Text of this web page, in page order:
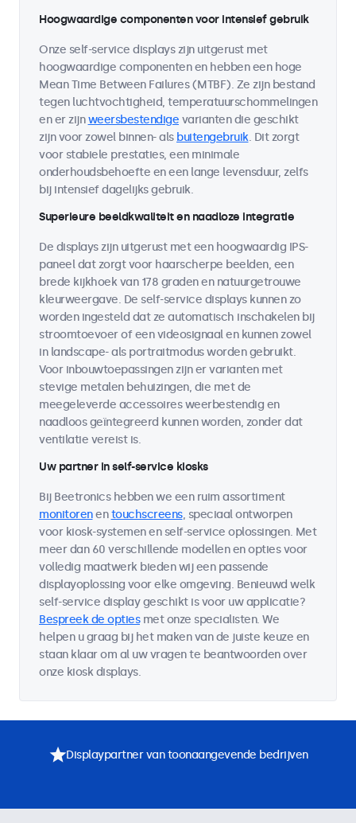
Hoogwaardige componenten voor intensief gebruik
Onze self-service displays zijn uitgerust met
hoogwaardige componenten en hebben een hoge
Mean Time Between Failures (MTBF). Ze zijn bestand
tegen luchtvochtigheid, temperatuurschommelingen
en er zijnweersbestendige varianten die geschikt
zijn voor zowel binnen- als buitengebruik. Dit zorgt
voor stabiele prestaties, een minimale
onderhoudsbehoefte en een lange levensduur, zelfs
bij intensief dagelijks gebruik.
Superieure beeldkwaliteit en naadloze integratie
De displays zijn uitgerust met een hoogwaardig IPS-
paneel dat zorgt voor haarscherpe beelden, een
brede kijkhoek van 178 graden en natuurgetrouwe
kleurweergave. De self-service displays kunnen zo
worden ingesteld dat ze automatisch inschakelen bij
stroomtoevoer of een videosignaal en kunnen zowel
in landscape- als portraitmodus worden gebruikt.
Voor inbouwtoepassingen zijn er varianten met
stevige metalen behuizingen, die met de
meegeleverde accessoires weerbestendig en
naadloos geïntegreerd kunnen worden, zonder dat
ventilatie vereist is.
Uw partner in self-service kiosks
Bij Beetronics hebben we een ruim assortiment
monitorenentouchscreens, speciaal ontworpen
voor kiosk-systemen en self-service oplossingen. Met
meer dan 60 verschillende modellen en opties voor
volledig maatwerk bieden wij een passende
displayoplossing voor elke omgeving. Benieuwd welk
self-service display geschikt is voor uw applicatie?
Bespreek de optiesmet onze specialisten. We
helpen u graag bij het maken van de juiste keuze en
staan klaar om al uw vragen te beantwoorden over
onze kiosk displays.
Displaypartner van toonaangevende bedrijven